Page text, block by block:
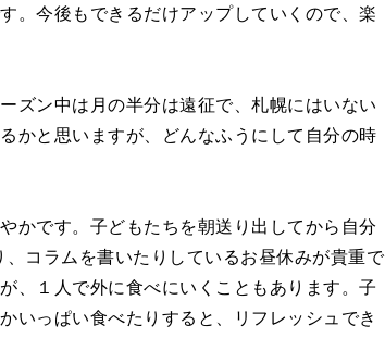
。今後もできるだけアップしていくので、楽
ン中は月の半分は遠征で、札幌にはいない
かと思いますが、どんなふうにして自分の時
です。子どもたちを朝送り出してから自分
コラムを書いたりしているお昼休みが貴重で
、１人で外に食べにいくこともあります。子
いっぱい食べたりすると、リフレッシュでき